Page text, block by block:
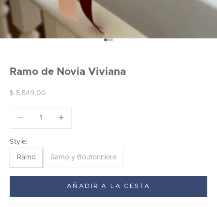
Ir al artículo 1
Ir al artículo 2
Ir al artículo 3
Ramo de Novia Viviana
Precio de oferta
$ 5,549.00
Style:
Ramo Ramo y Boutonniere
AÑADIR A LA CESTA